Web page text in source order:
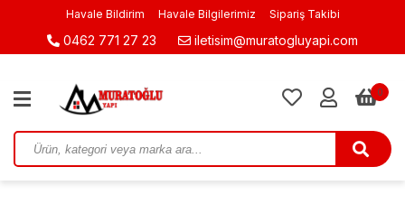
Havale Bildirim Havale Bilgilerimiz Sipariş Takibi
0462 771 27 23 iletisim@muratogluyapi.com
0